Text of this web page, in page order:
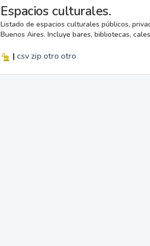
Espacios culturales.
Listado de espacios culturales públicos,
Buenos Aires. Incluye bares, bibliotecas,
| csvzip otro otro